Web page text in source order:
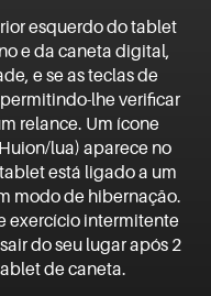
esquerdo do tablet
e da caneta digital,
e se as teclas de
lhe verificar
relance. Um ícone
lua) aparece no
está ligado a um
modo de hibernação.
exercício intermitente
do seu lugar após 2
de caneta.